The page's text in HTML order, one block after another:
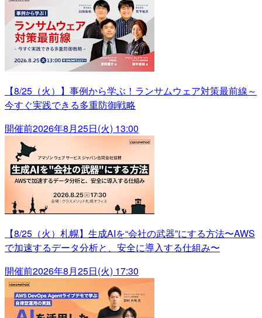
【8/25（火）】事例から学ぶ！ランサムウェア対策最前線～
今すぐ実践できる多重防御戦略
開催前2026年8月25日(火) 13:00
【8/25（火）札幌】生成AIを“会社の武器”にする方法〜AWS
で加速するデータ分析と、安全に導入する仕組み〜
開催前2026年8月25日(火) 17:30